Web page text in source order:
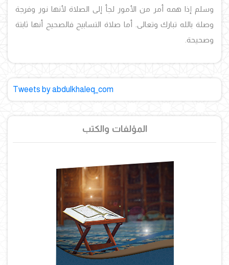
وسلم إذا همه أمر من الأمور لجأ إلى الصلاة لأنها نور وفرجة
وصلة بالله تبارك وتعالى. أما صلاة التسابيح فالصحيح أنها ثابتة
وصحيحة.
Tweets by abdulkhaleq_com
المؤلفات والكتب